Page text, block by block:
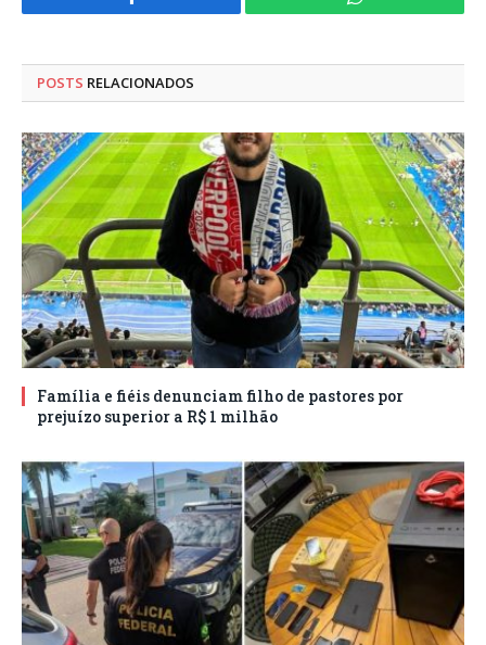
Facebook WhatsApp
POSTS RELACIONADOS
Família e fiéis denunciam filho de pastores por
prejuízo superior a R$ 1 milhão